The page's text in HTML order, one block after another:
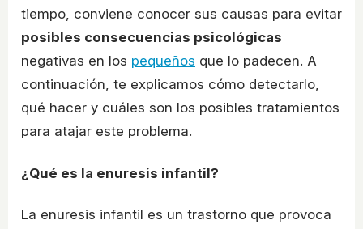
tiempo, conviene conocer sus causas para evitar
posibles consecuencias psicológicas
negativas en los pequeños que lo padecen. A
continuación, te explicamos cómo detectarlo,
qué hacer y cuáles son los posibles tratamientos
para atajar este problema.
¿Qué es la enuresis infantil?
La enuresis infantil es un trastorno que provoca